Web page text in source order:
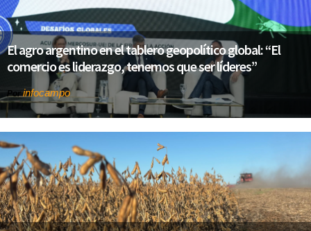
El agro argentino en el tablero geopolítico global: “El
comercio es liderazgo, tenemos que ser líderes”
Por infocampo